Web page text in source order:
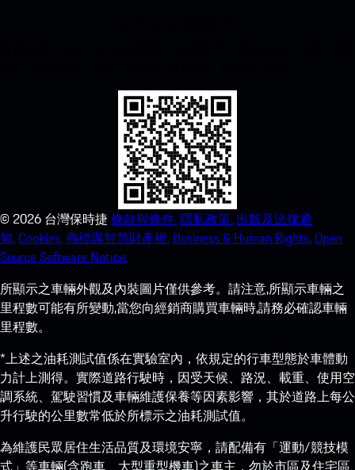
© 2026 台灣保時捷 條款與條件.隱私政策. 出版及法律通
知.Cookies.商標與智慧財產權. Business & Human Rights.Open
Source Software Notice.
所顯示之車輛外觀及內裝圖片僅供參考。請注意,所顯示車輛之
里程數可能有所變動,當您向經銷商購買車輛時,請務必確認車輛
里程數。
*上述之油耗測試值係在實驗室內，依規定的行車型態於車體動
力計上測得。實際道路行駛時，因受天候、路況、載重、使用空
調系統、駕駛習慣及車輛維護保養等因素影響，其於道路上每公
升行駛的公里數常低於所標示之油耗測試值。
為維護民眾居住生活品質及環境安寧，請配備有「運動/競技模
式」等車輛(含跑車、大型重型機車)之車主，勿於市區及住宅區